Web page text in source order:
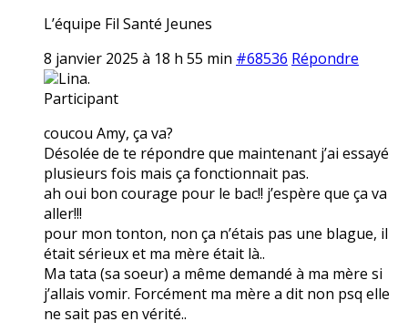
L’équipe Fil Santé Jeunes
8 janvier 2025 à 18 h 55 min #68536 Répondre
Lina.
Participant
coucou Amy, ça va?
Désolée de te répondre que maintenant j’ai essayé
plusieurs fois mais ça fonctionnait pas.
ah oui bon courage pour le bac!! j’espère que ça va
aller!!!
pour mon tonton, non ça n’étais pas une blague, il
était sérieux et ma mère était là..
Ma tata (sa soeur) a même demandé à ma mère si
j’allais vomir. Forcément ma mère a dit non psq elle
ne sait pas en vérité..